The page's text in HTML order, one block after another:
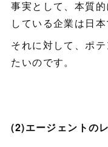
事実として、本質
している企業は日本
それに対して、ポ
たいのです。
(2)エージェントの